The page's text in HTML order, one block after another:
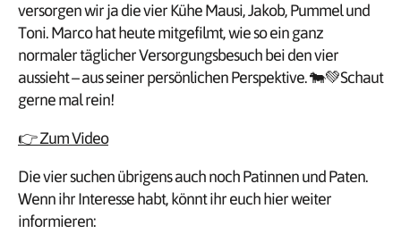
versorgen wir ja die vier Kühe Mausi, Jakob, Pummel und
Toni. Marco hat heute mitgefilmt, wie so ein ganz
normaler täglicher Versorgungsbesuch bei den vier
aussieht – aus seiner persönlichen Perspektive. 🐄💚Schaut
gerne mal rein!
👉 Zum Video
Die vier suchen übrigens auch noch Patinnen und Paten.
Wenn ihr Interesse habt, könnt ihr euch hier weiter
informieren: